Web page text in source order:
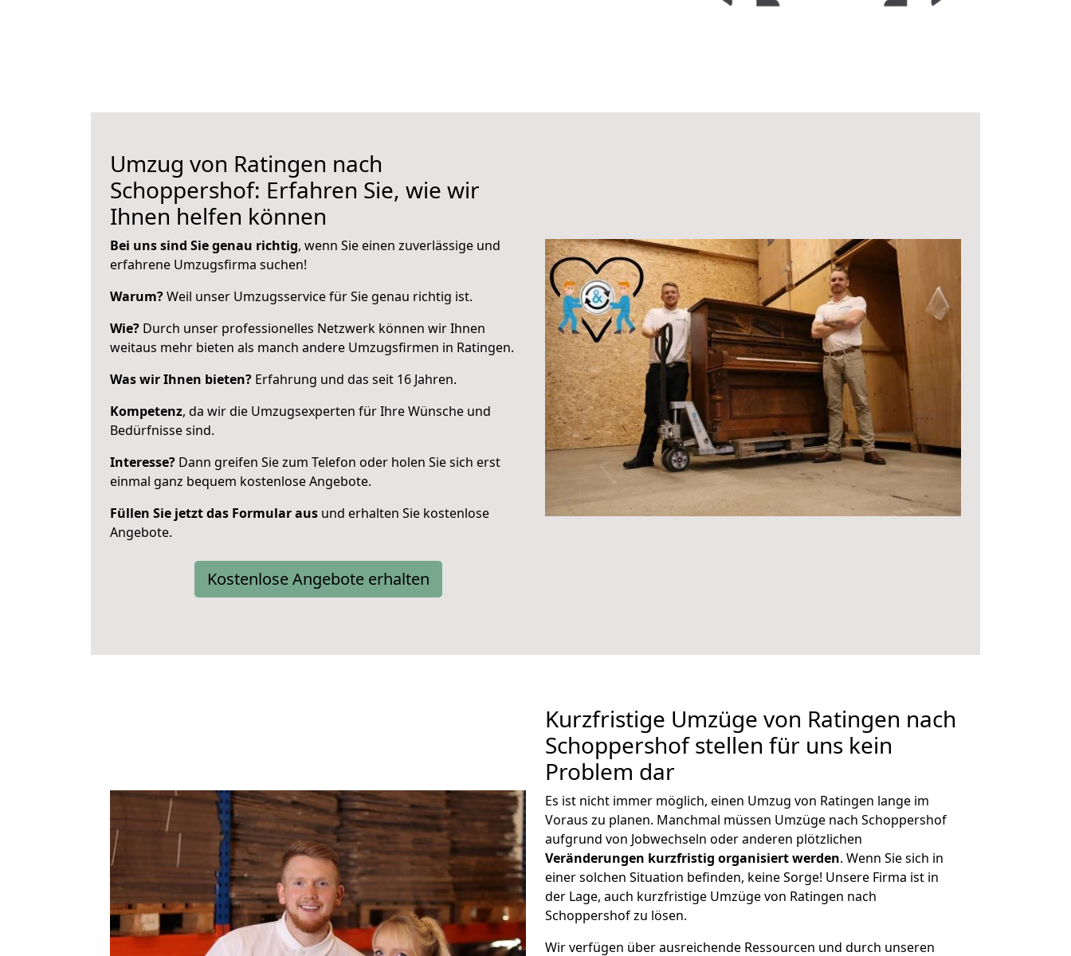
Umzug von Ratingen nach
Schoppershof: Erfahren Sie, wie wir
Ihnen helfen können
Bei uns sind Sie genau richtig, wenn Sie einen zuverlässige und
erfahrene Umzugsfirma suchen!
Warum?Weil unser Umzugsservice für Sie genau richtig ist.
Wie? Durch unser professionelles Netzwerk können wir Ihnen
weitaus mehr bieten als manch andere Umzugsfirmen in Ratingen.
Was wir Ihnen bieten? Erfahrung und das seit 16 Jahren.
Kompetenz, da wir die Umzugsexperten für Ihre Wünsche und
Bedürfnisse sind.
Interesse? Dann greifen Sie zum Telefon oder holen Sie sich erst
einmal ganz bequem kostenlose Angebote.
Füllen Sie jetzt das Formular aus und erhalten Sie kostenlose
Angebote.
Kostenlose Angebote erhalten
Kurzfristige Umzüge von Ratingen nach
Schoppershof stellen für uns kein
Problem dar
Es ist nicht immer möglich, einen Umzug von Ratingen lange im
Voraus zu planen. Manchmal müssen Umzüge nach Schoppershof
aufgrund von Jobwechseln oder anderen plötzlichen
Veränderungen kurzfristig organisiert werden. Wenn Sie sich in
einer solchen Situation befinden, keine Sorge! Unsere Firma ist in
der Lage, auch kurzfristige Umzüge von Ratingen nach
Schoppershof zu lösen.
Wir verfügen über ausreichende Ressourcen und durch unseren